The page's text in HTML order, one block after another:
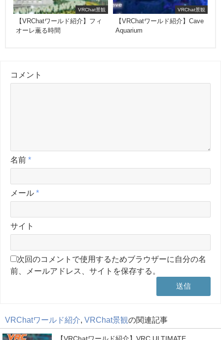
VRChat景観
【VRChatワールド紹介】フィ
オーレ薫る時間
VRChat景観
【VRChatワールド紹介】Cave
Aquarium
コメント
名前 *
メール *
サイト
次回のコメントで使用するためブラウザーに自分の名
前、メールアドレス、サイトを保存する。
VRChatワールド紹介 VRChat景観の関連記事
【VRChatワールド紹介】VRC ULTIMATE